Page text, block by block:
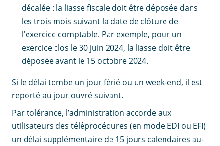
décalée : la liasse fiscale doit être déposée dans
les trois mois suivant la date de clôture de
l'exercice comptable. Par exemple, pour un
exercice clos le 30 juin 2024, la liasse doit être
déposée avant le 15 octobre 2024.
Si le délai tombe un jour férié ou un week-end, il est
reporté au jour ouvré suivant.
Par tolérance, l’administration accorde aux
utilisateurs des téléprocédures (en mode EDI ou EFI)
un délai supplémentaire de 15 jours calendaires au-